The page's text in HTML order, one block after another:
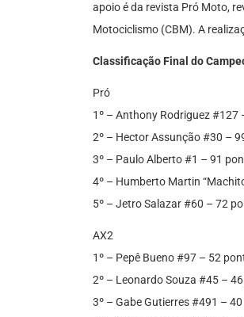
apoio é da revista Pró Moto,
Motociclismo (CBM). A
Classificação Final do
Pró
1º – Anthony Rodriguez #127
2º – Hector Assunção #30 –
3º – Paulo Alberto #1 – 91
4º – Humberto Martin
5º – Jetro Salazar #60 – 72
AX2
1º – Pepê Bueno #97 – 52
2º – Leonardo Souza #45 –
3º – Gabe Gutierres #491 –